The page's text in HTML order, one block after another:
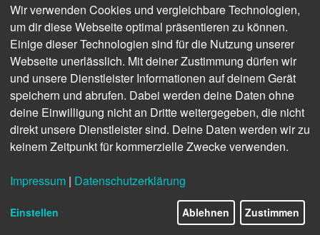
EINMALIGE
ANGEBOTE:
IHRE FLIGHTPARTNER TUN!
Wir verwenden Cookies und vergleichbare Technologien,
um dir diese Webseite optimal präsentieren zu können.
Einige dieser Technologien sind für die Nutzung unserer
Webseite unerlässlich. Mit deiner Zustimmung dürfen wir
und unsere Dienstleister Informationen auf deinem Gerät
speichern und abrufen. Dabei werden deine Daten ohne
deine Einwilligung nicht an Dritte weitergegeben, die nicht
direkt unsere Dienstleister sind. Deine Daten werden wir zu
keinem Zeitpunkt für kommerzielle Zwecke verwenden.
Impressum | Datenschutzerklärung
Einstellen Ablehnen Zustimmen